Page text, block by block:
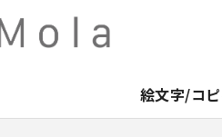
絵文字/コ